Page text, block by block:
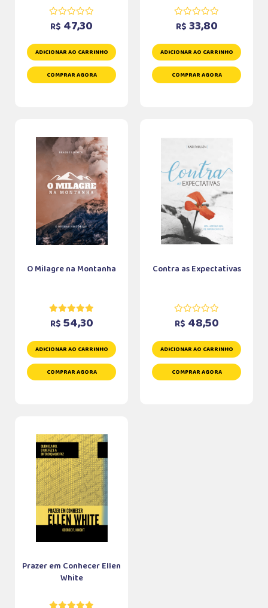
R$ 47,30
ADICIONAR AO CARRINHO
COMPRAR AGORA
R$ 33,80
ADICIONAR AO CARRINHO
COMPRAR AGORA
O Milagre na Montanha
R$ 54,30
ADICIONAR AO CARRINHO
COMPRAR AGORA
Contra as Expectativas
R$ 48,50
ADICIONAR AO CARRINHO
COMPRAR AGORA
Prazer em Conhecer Ellen
White